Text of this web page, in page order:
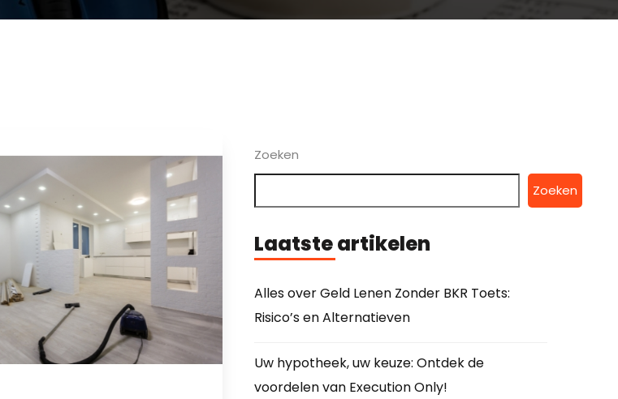
Zoeken
Zoeken
Laatste artikelen
Alles over Geld Lenen Zonder BKR Toets:
Risico’s en Alternatieven
Uw hypotheek, uw keuze: Ontdek de
voordelen van Execution Only!